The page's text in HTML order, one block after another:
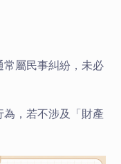
屬民事糾紛，未必
，若不涉及「財產